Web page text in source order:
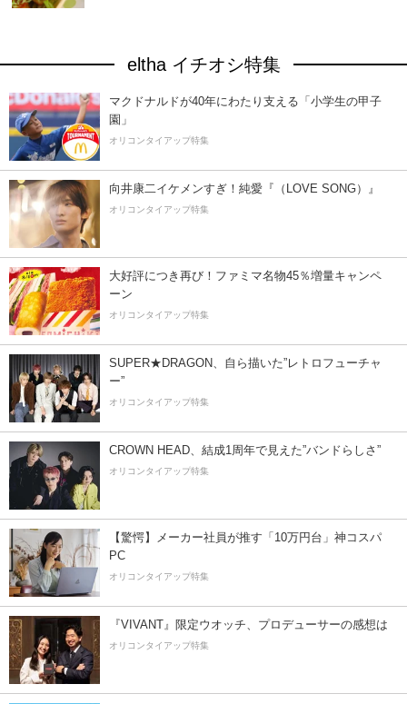
eltha イチオシ特集
マクドナルドが40年にわたり支える「小学生の甲子
園」
オリコンタイアップ特集
向井康二イケメンすぎ！純愛『（LOVE SONG）』
オリコンタイアップ特集
大好評につき再び！ファミマ名物45％増量キャンペ
ーン
オリコンタイアップ特集
SUPER★DRAGON、自ら描いた”レトロフューチャ
ー”
オリコンタイアップ特集
CROWN HEAD、結成1周年で見えた”バンドらしさ”
オリコンタイアップ特集
【驚愕】メーカー社員が推す「10万円台」神コスパ
PC
オリコンタイアップ特集
『VIVANT』限定ウオッチ、プロデューサーの感想は
オリコンタイアップ特集